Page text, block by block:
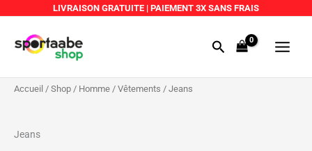
contenu
LIVRAISON GRATUITE | PAIEMENT 3X SANS FRAIS
RechercherMenu
Accueil / Shop / Homme / Vêtements / Jeans
Jeans